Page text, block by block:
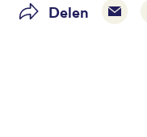
Delen